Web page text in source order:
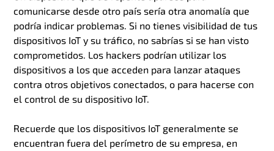
comunicarse desde otro país sería otra anomalía que
podría indicar problemas. Si no tienes visibilidad de tus
dispositivos IoT y su tráfico, no sabrías si se han visto
comprometidos. Los hackers podrían utilizar los
dispositivos a los que acceden para lanzar ataques
contra otros objetivos conectados, o para hacerse con
el control de su dispositivo IoT.
Recuerde que los dispositivos IoT generalmente se
encuentran fuera del perímetro de su empresa, en